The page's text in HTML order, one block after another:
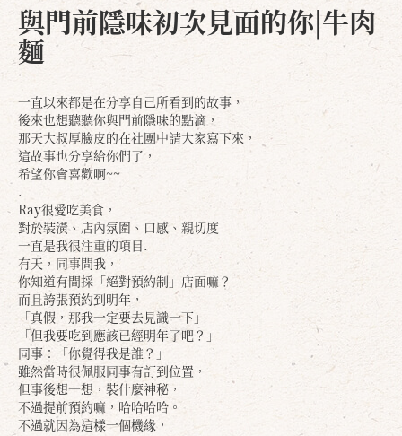
與門前隱味初次見面的你|牛肉
麵
一直以來都是在分享自己所看到的故事，
後來也想聽聽你與門前隱味的點滴，
那天大叔厚臉皮的在社團中請大家寫下來，
這故事也分享給你們了，
希望你會喜歡啊~~
.
Ray很愛吃美食，
對於裝潢、店內氛圍、口感、親切度
一直是我很注重的項目.
有天，同事問我，
你知道有間採「絕對預約制」店面嘛？
而且誇張預約到明年，
「真假，那我一定要去見識一下」
「但我要吃到應該已經明年了吧？」
同事：「你覺得我是誰？」
雖然當時很佩服同事有訂到位置，
但事後想一想，裝什麼神秘，
不過提前預約嘛，哈哈哈哈。
不過就因為這樣一個機緣，